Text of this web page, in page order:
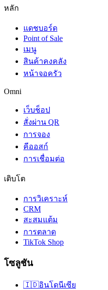
หลัก
แดชบอร์ด
Point of Sale
เมนู
สินค้าคงคลัง
หน้าจอครัว
Omni
เว็บช็อป
สั่งผ่าน QR
การจอง
คีออสก์
การเชื่อมต่อ
เติบโต
การวิเคราะห์
CRM
สะสมแต้ม
การตลาด
TikTok Shop
โซลูชัน
🇮🇩อินโดนีเซีย